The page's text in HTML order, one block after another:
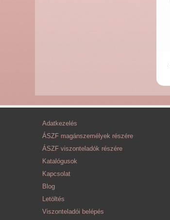
Adatkezelés
ÁSZF magánszemélyek részére
ÁSZF viszonteladók részére
Katalógusok
Kapcsolat
Blog
Letöltés
Viszonteladói belépés